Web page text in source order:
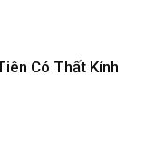
Có Thất Kính